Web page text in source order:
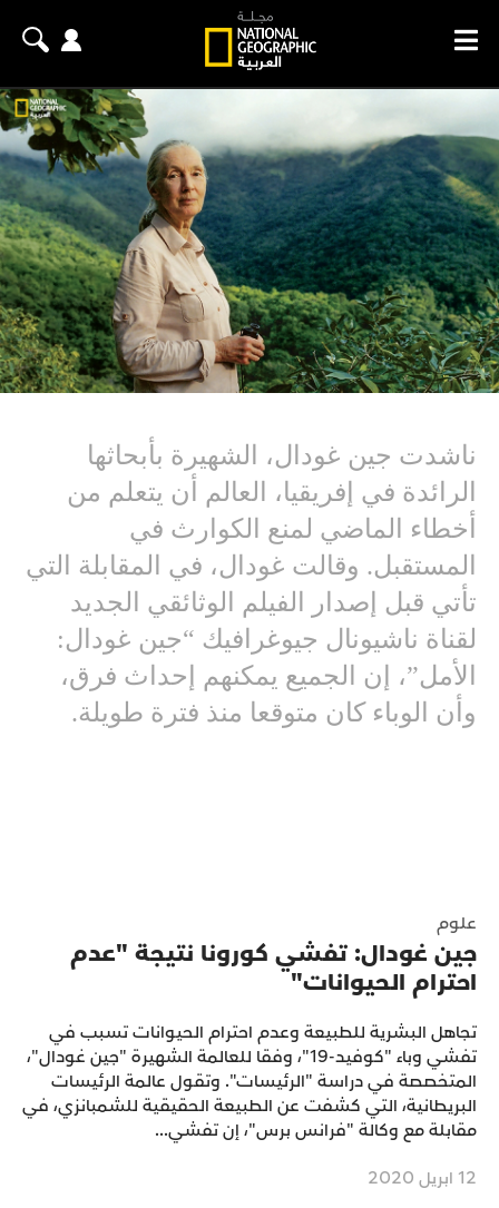
ناشدت جين غودال، الشهيرة بأبحاثها
الرائدة في إفريقيا، العالم أن يتعلم من
أخطاء الماضي لمنع الكوارث في
المستقبل. وقالت غودال، في المقابلة التي
تأتي قبل إصدار الفيلم الوثائقي الجديد
لقناة ناشيونال جيوغرافيك “جين غودال:
الأمل”، إن الجميع يمكنهم إحداث فرق،
وأن الوباء كان متوقعا منذ فترة طويلة.
علوم
جين غودال: تفشي كورونا نتيجة "عدم
احترام الحيوانات"
تجاهل البشرية للطبيعة وعدم احترام الحيوانات تسبب في
تفشي وباء "كوفيد-19"، وفقا للعالمة الشهيرة "جين غودال"،
المتخصصة في دراسة "الرئيسات". وتقول عالمة الرئيسات
البريطانية، التي كشفت عن الطبيعة الحقيقية للشمبانزي، في
مقابلة مع وكالة "فرانس برس"، إن تفشي...
12 ابريل 2020